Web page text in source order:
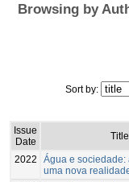
Browsing by
Sort by:
Issue
Date
Title
2022
Água e sociedade:
uma nova